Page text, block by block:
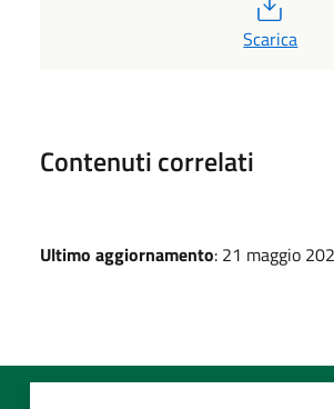
Scarica
Contenuti correlati
Ultimo aggiornamento: 21 maggio